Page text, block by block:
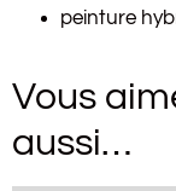
peinture
Vous
aussi…